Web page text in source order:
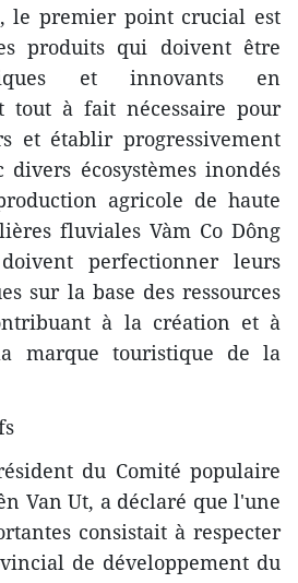
le premier point crucial est
produits qui doivent être
et innovants en
tout à fait nécessaire pour
et établir progressivement
écosystèmes inondés
agricole de haute
fluviales Vàm Co Dông
perfectionner leurs
sur la base des ressources
à la création et à
marque touristique de la
du Comité populaire
Van Ut, a déclaré que l'une
consistait à respecter
de développement du